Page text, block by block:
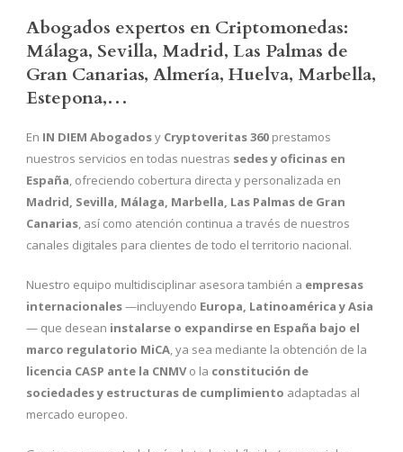
Abogados expertos en Criptomonedas:
Málaga, Sevilla, Madrid, Las Palmas de
Gran Canarias, Almería, Huelva, Marbella,
Estepona,…
En IN DIEM Abogadosy Cryptoveritas 360 prestamos
nuestros servicios en todas nuestras sedes y oficinas en
España , ofreciendo cobertura directa y personalizada en
Madrid, Sevilla, Málaga, Marbella, Las Palmas de Gran
Canarias , así como atención continua a través de nuestros
canales digitales para clientes de todo el territorio nacional.
Nuestro equipo multidisciplinar asesora también a empresas
internacionales—incluyendo Europa, Latinoamérica y Asia
— que desean instalarse o expandirse en España bajo el
marco regulatorio MiCA , ya sea mediante la obtención de la
licencia CASP ante la CNMVo la constitución de
sociedades y estructuras de cumplimiento adaptadas al
mercado europeo.